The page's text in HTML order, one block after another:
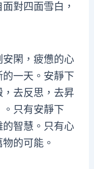
對四面雪白，
閑，疲憊的心
一天。安靜下
去反思，去昇
只有安靜下
智慧。只有心
的可能。